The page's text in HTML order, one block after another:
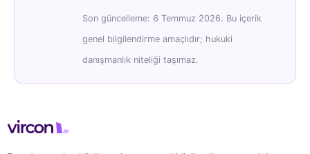
Son güncelleme: 6 Temmuz 2026. Bu içerik
genel bilgilendirme amaçlıdır; hukuki
danışmanlık niteliği taşımaz.